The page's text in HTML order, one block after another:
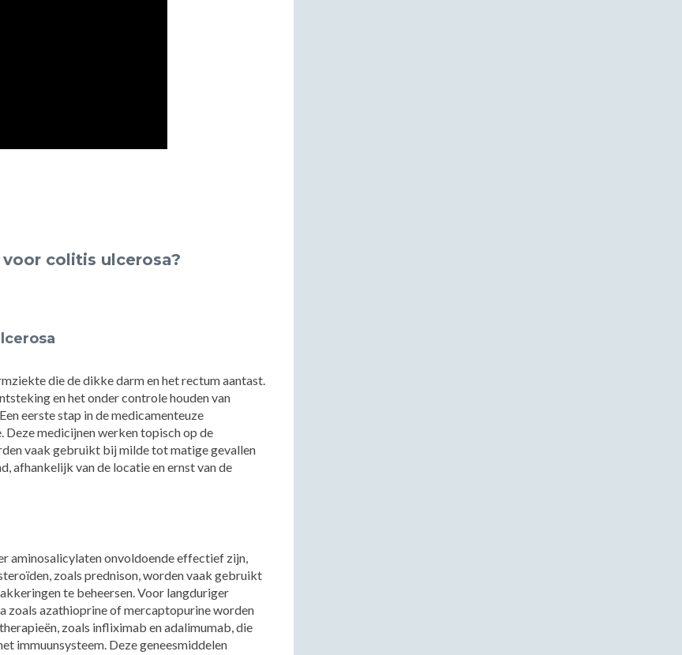
colitis ulcerosa?
die de dikke darm en het rectum aantast.
en het onder controle houden van
eerste stap in de medicamenteuze
Deze medicijnen werken topisch op de
vaak gebruikt bij milde tot matige gevallen
afhankelijk van de locatie en ernst van de
aminosalicylaten onvoldoende effectief zijn,
zoals prednison, worden vaak gebruikt
te beheersen. Voor langduriger
zoals azathioprine of mercaptopurine worden
zoals infliximab en adalimumab, die
immuunsysteem. Deze geneesmiddelen